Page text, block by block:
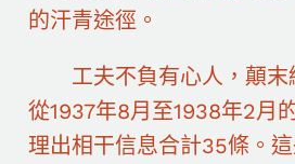
的汗青途徑。
工夫不負有心人，顛
從1937年8月至1938年2月
理出相干信息合計35條。